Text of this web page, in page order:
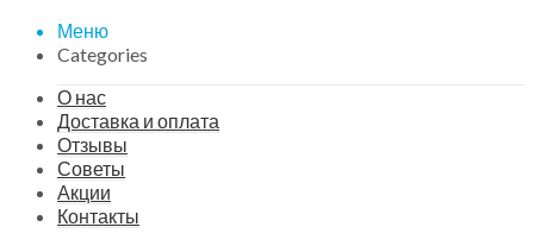
Меню
Categories
О нас
Доставка и оплата
Отзывы
Советы
Акции
Контакты